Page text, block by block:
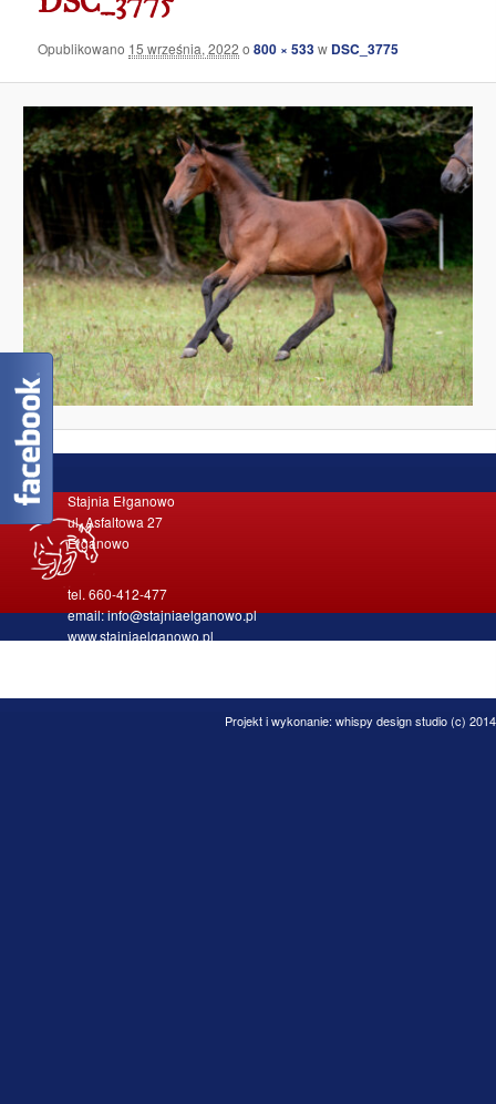
Opublikowano 15 września, 2022 o800 × 533w DSC_3775
Stajnia Ełganowo
ul. Asfaltowa 27
Ełganowo
tel. 660-412-477
email: info@stajniaelganowo.pl
www.stajniaelganowo.pl
Projekt i wykonanie: whispy design studio(c) 2014